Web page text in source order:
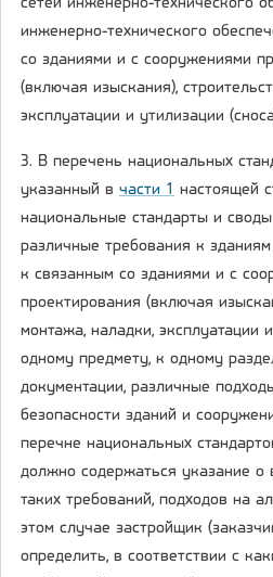
сетей инженерно-технического
инженерно-технического
со зданиями и с сооружениями
(включая изыскания),
эксплуатации и утилизации
3. В перечень национальных
указанный в части 1 настоящей
национальные стандарты и
различные требования к
к связанным со зданиями и с
проектирования (включая
монтажа, наладки, эксплуатации
одному предмету, к одному
документации, различные
безопасности зданий и
перечне национальных
должно содержаться указание о
таких требований, подходов на
этом случае застройщик
определить, в соответствии с